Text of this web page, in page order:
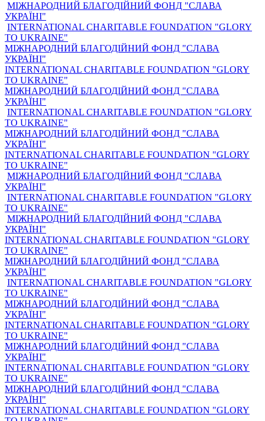
МІЖНАРОДНИЙ БЛАГОДІЙНИЙ ФОНД "СЛАВА
УКРАЇНІ"
INTERNATIONAL CHARITABLE FOUNDATION "GLORY
TO UKRAINE"
МІЖНАРОДНИЙ БЛАГОДІЙНИЙ ФОНД "СЛАВА
УКРАЇНІ"
INTERNATIONAL CHARITABLE FOUNDATION "GLORY
TO UKRAINE"
МІЖНАРОДНИЙ БЛАГОДІЙНИЙ ФОНД "СЛАВА
УКРАЇНІ"
INTERNATIONAL CHARITABLE FOUNDATION "GLORY
TO UKRAINE"
МІЖНАРОДНИЙ БЛАГОДІЙНИЙ ФОНД "СЛАВА
УКРАЇНІ"
INTERNATIONAL CHARITABLE FOUNDATION "GLORY
TO UKRAINE"
МІЖНАРОДНИЙ БЛАГОДІЙНИЙ ФОНД "СЛАВА
УКРАЇНІ"
INTERNATIONAL CHARITABLE FOUNDATION "GLORY
TO UKRAINE"
МІЖНАРОДНИЙ БЛАГОДІЙНИЙ ФОНД "СЛАВА
УКРАЇНІ"
INTERNATIONAL CHARITABLE FOUNDATION "GLORY
TO UKRAINE"
МІЖНАРОДНИЙ БЛАГОДІЙНИЙ ФОНД "СЛАВА
УКРАЇНІ"
INTERNATIONAL CHARITABLE FOUNDATION "GLORY
TO UKRAINE"
МІЖНАРОДНИЙ БЛАГОДІЙНИЙ ФОНД "СЛАВА
УКРАЇНІ"
INTERNATIONAL CHARITABLE FOUNDATION "GLORY
TO UKRAINE"
МІЖНАРОДНИЙ БЛАГОДІЙНИЙ ФОНД "СЛАВА
УКРАЇНІ"
INTERNATIONAL CHARITABLE FOUNDATION "GLORY
TO UKRAINE"
МІЖНАРОДНИЙ БЛАГОДІЙНИЙ ФОНД "СЛАВА
УКРАЇНІ"
INTERNATIONAL CHARITABLE FOUNDATION "GLORY